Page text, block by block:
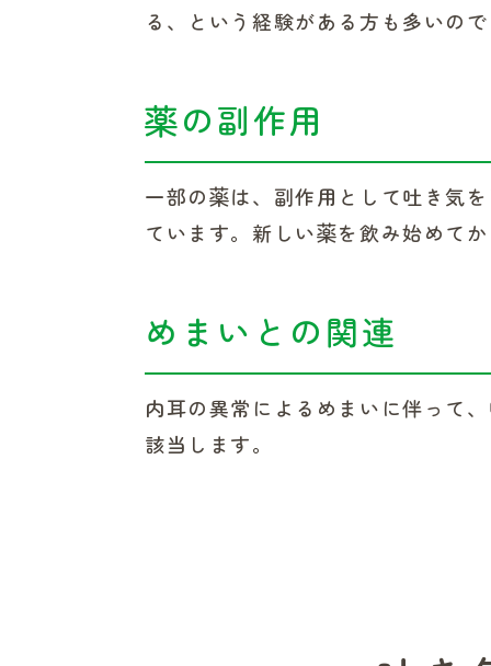
る、という経験がある方も多いの
薬の副作用
一部の薬は、副作用として吐き気
ています。新しい薬を飲み始めて
めまいとの関連
内耳の異常によるめまいに伴って
該当します。